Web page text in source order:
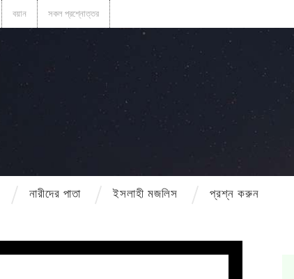
বয়ান সকল প্রশ্নোত্তর
নারীদের পাতা ইসলাহী মজলিস প্রশ্ন করুন